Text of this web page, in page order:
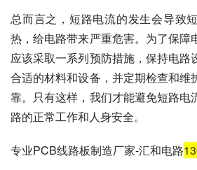
总而言之，短路电流的发生会导致
热，给电路带来严重危害。为了保障
应该采取一系列预防措施，保持电路
合适的材料和设备，并定期检查和维
靠。只有这样，我们才能避免短路电
路的正常工作和人身安全。
专业PCB线路板制造厂家-汇和电路